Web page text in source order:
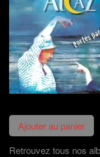
Retrouvez tous nos